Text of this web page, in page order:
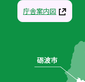
庁舎案内図